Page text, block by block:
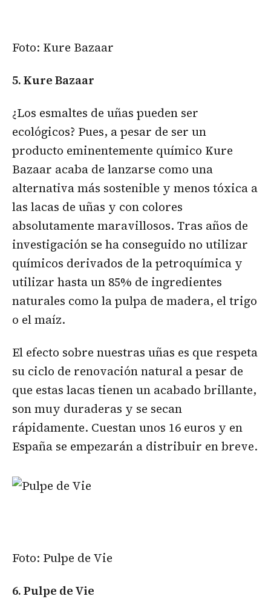
Foto: Kure Bazaar
5. Kure Bazaar
¿Los esmaltes de uñas pueden ser
ecológicos? Pues, a pesar de ser un
producto eminentemente químico Kure
Bazaar acaba de lanzarse como una
alternativa más sostenible y menos tóxica a
las lacas de uñas y con colores
absolutamente maravillosos. Tras años de
investigación se ha conseguido no utilizar
químicos derivados de la petroquímica y
utilizar hasta un 85% de ingredientes
naturales como la pulpa de madera, el trigo
o el maíz.
El efecto sobre nuestras uñas es que respeta
su ciclo de renovación natural a pesar de
que estas lacas tienen un acabado brillante,
son muy duraderas y se secan
rápidamente. Cuestan unos 16 euros y en
España se empezarán a distribuir en breve.
Foto: Pulpe de Vie
6. Pulpe de Vie